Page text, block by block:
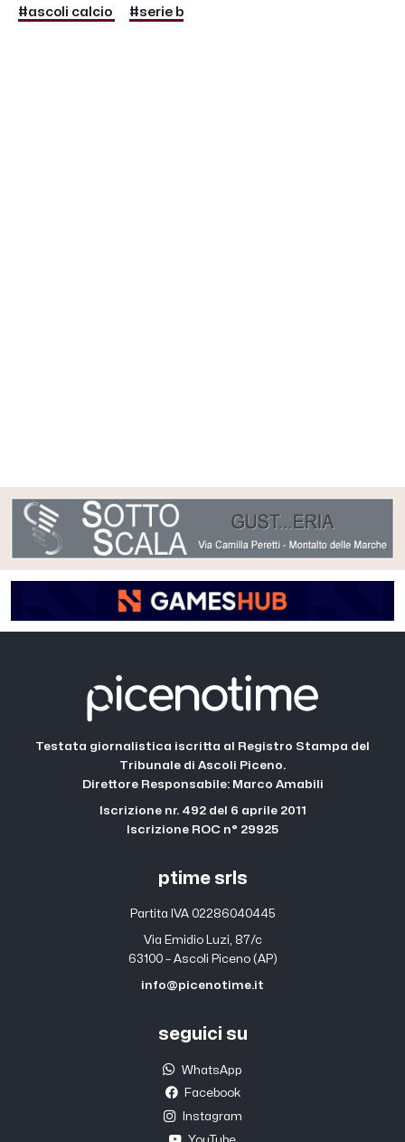
#ascoli calcio #serie b
Testata giornalistica iscritta al Registro Stampa del
Tribunale di Ascoli Piceno.
Direttore Responsabile: Marco Amabili
Iscrizione nr. 492 del 6 aprile 2011
Iscrizione ROC n° 29925
ptime srls
Partita IVA 02286040445
Via Emidio Luzi, 87/c
63100 – Ascoli Piceno (AP)
info@picenotime.it
seguici su
WhatsApp
Facebook
Instagram